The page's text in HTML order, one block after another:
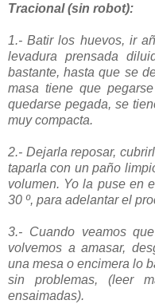
Tracional(sin robot):
1.- Batir los huevos, ir
levadura prensada
bastante, hasta que se
masa tiene que
quedarse pegada, se
muy compacta.
2.- Dejarla reposar,
taparla con un paño
volumen. Yo la puse en
30 º, para adelantar el
3.- Cuando veamos
volvemos a amasar,
una mesa o encimera lo
sin problemas, (leer
ensaimadas).